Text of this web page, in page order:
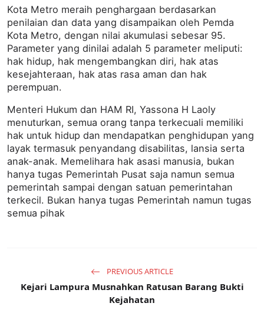
Kota Metro meraih penghargaan berdasarkan
penilaian dan data yang disampaikan oleh Pemda
Kota Metro, dengan nilai akumulasi sebesar 95.
Parameter yang dinilai adalah 5 parameter meliputi:
hak hidup, hak mengembangkan diri, hak atas
kesejahteraan, hak atas rasa aman dan hak
perempuan.
Menteri Hukum dan HAM RI, Yassona H Laoly
menuturkan, semua orang tanpa terkecuali memiliki
hak untuk hidup dan mendapatkan penghidupan yang
layak termasuk penyandang disabilitas, lansia serta
anak-anak. Memelihara hak asasi manusia, bukan
hanya tugas Pemerintah Pusat saja namun semua
pemerintah sampai dengan satuan pemerintahan
terkecil. Bukan hanya tugas Pemerintah namun tugas
semua pihak
PREVIOUS ARTICLE
Kejari Lampura Musnahkan Ratusan Barang Bukti
Kejahatan